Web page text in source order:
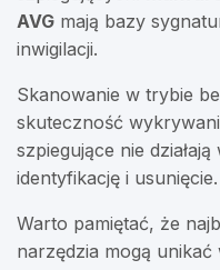
AVG mają bazy
inwigilacji.
Skanowanie w trybie
skuteczność
szpiegujące nie
identyfikację i usunięcie.
Warto pamiętać, że
narzędzia mogą